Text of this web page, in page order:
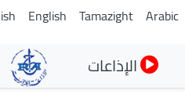
Arabic
Tamazight
English
الإذاعات